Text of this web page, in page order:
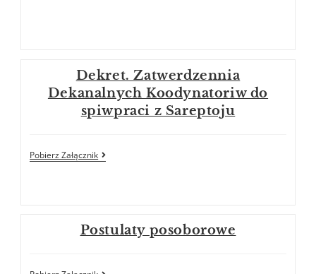
Dekret. Zatwerdzennia
Dekanalnych Koodynatoriw do
spiwpraci z Sareptoju
Pobierz Załącznik
Postulaty posoborowe